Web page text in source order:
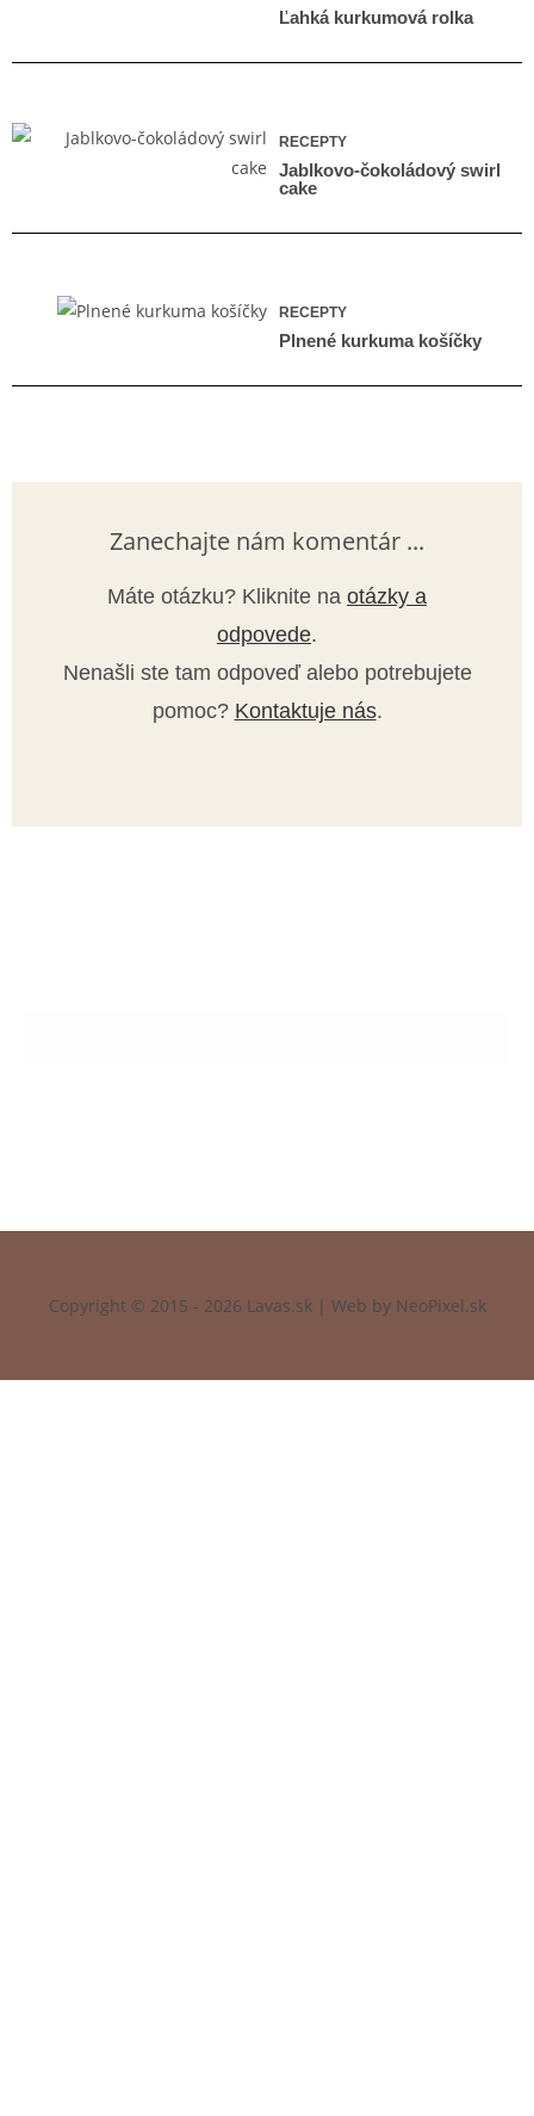
Ľahká kurkumová rolka
RECEPTY
Jablkovo-čokoládový swirl
cake
RECEPTY
Plnené kurkuma košíčky
Zanechajte nám komentár ...
Máte otázku? Kliknite na otázky a
odpovede.
Nenašli ste tam odpoveď alebo potrebujete
pomoc? Kontaktuje nás.
Copyright © 2015 - 2026 Lavas.sk | Web by NeoPixel.sk